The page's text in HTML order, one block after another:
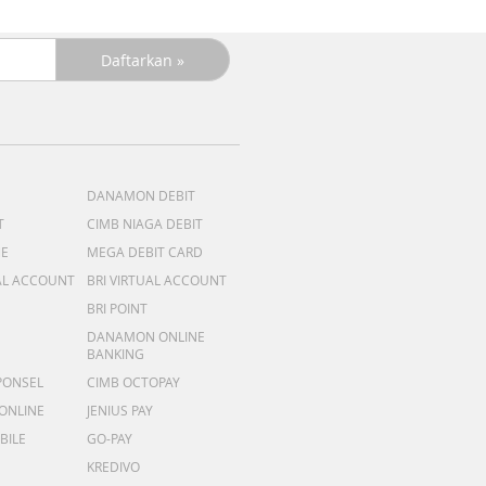
DANAMON DEBIT
CIMB NIAGA DEBIT
MEGA DEBIT CARD
ACCOUNT
BRI VIRTUAL ACCOUNT
BRI POINT
DANAMON ONLINE
BANKING
CIMB OCTOPAY
JENIUS PAY
GO-PAY
KREDIVO